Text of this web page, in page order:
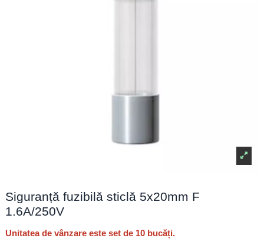
Siguranță fuzibilă sticlă 5x20mm F
1.6A/250V
Unitatea de vânzare este set de 10 bucăți.